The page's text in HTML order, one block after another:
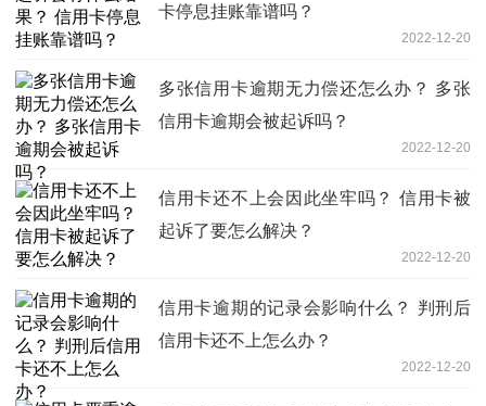
卡停息挂账靠谱吗？
2022-12-20
多张信用卡逾期无力偿还怎么办？ 多张
信用卡逾期会被起诉吗？
2022-12-20
信用卡还不上会因此坐牢吗？ 信用卡被
起诉了要怎么解决？
2022-12-20
信用卡逾期的记录会影响什么？ 判刑后
信用卡还不上怎么办？
2022-12-20